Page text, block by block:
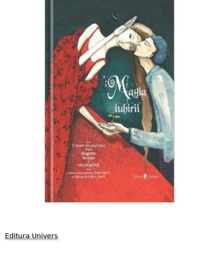
Editura Univers